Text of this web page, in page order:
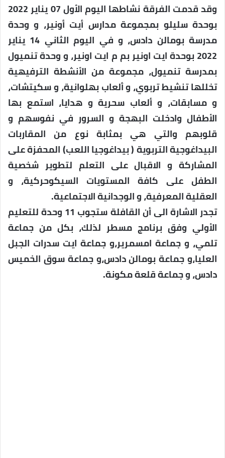
وقد قدمت الفرقة نشاطها اليوم الأول 07 يناير 2022
بوحدة سليلو بمجموعة مدارس أيت أونير، و وحدة
مدرسة بومالن دادس، و في اليوم الثاني 14 يناير
2022 بوحدة ايت اونير بم م ايت اونير، و وحدة تنميول
بمدرسة تنميول، مجموعة من الأنشطة الترفيهية
تخللها تنشيط تربوي، و ألعاب بهلوانية، و سكيتشات،
و مسابقات، و ألعاب سحرية و هدايا، استمع بها
الأطفال وادخلت البهجة و السرور في نفوسهم و
قلوبهم والتي هي بمثابة نوع من المقاربات
البيداغوجية التربوية ( بيداغوجيا اللعب) المحفزة على
المشاركة و الاقبال على التعلم لتطوير شخصية
الطفل على كافة المستويات السيكوحركية، و
العقلية المعرفية، و الوجدانية الاجتماعية.
تجدر الاشارة الى أن القافلة ستجوب 11 وحدة للتعليم
الأولي وفق برنامج مسطر لذلك، بكل من جماعة
تلمي، و جماعة امسمرير،و جماعة ايت سدرات الجبل
العليا،و جماعة بومالن دادس،و جماعة سوق الخميس
دادس، و جماعة قلعة مكونة.